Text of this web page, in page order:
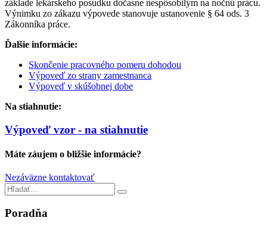
základe lekárskeho posudku dočasne nespôsobilým na nočnú prácu.
Výnimku zo zákazu výpovede stanovuje ustanovenie § 64 ods. 3
Zákonníka práce.
Ďalšie informácie:
Skončenie pracovného pomeru dohodou
Výpoveď zo strany zamestnanca
Výpoveď v skúšobnej dobe
Na stiahnutie:
Výpoveď vzor - na stiahnutie
Máte záujem o bližšie informácie?
Nezáväzne kontaktovať
Poradňa